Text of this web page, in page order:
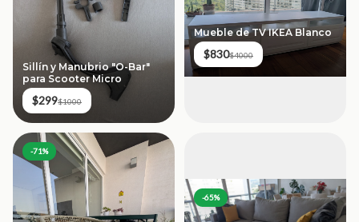
Sillín y Manubrio "O-Bar"
para Scooter Micro
$299$1000
Mueble de TV IKEA Blanco
$830$4000
-71%
-65%